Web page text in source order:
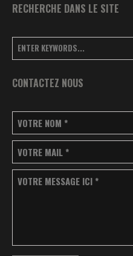
RECHERCHE DANS LE SITE
CONTACTEZ NOUS
VOTRE NOM *
VOTRE MAIL *
VOTRE MESSAGE ICI *